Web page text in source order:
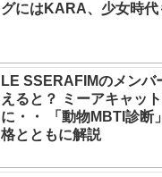
グにはKARA、少女時代
LE SSERAFIMのメンバ
えると？ ミーアキャッ
に・・ 「動物MBTI診断
格とともに解説